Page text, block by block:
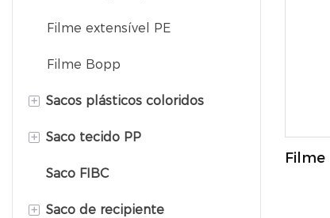
Filme extensível PE
Filme Bopp
+ Sacos plásticos coloridos
Saco plástico resistente ao
+ Saco tecido PP
Saco com válvula PP
Saco composto
Saco FIBC
+ Saco de recipiente
Filme